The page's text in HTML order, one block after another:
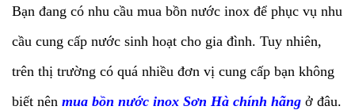
Bạn đang có nhu cầu mua bồn nước inox để phục vụ nhu
cầu cung cấp nước sinh hoạt cho gia đình. Tuy nhiên,
trên thị trường có quá nhiều đơn vị cung cấp bạn không
biết nên mua bồn nước inox Sơn Hà chính hãng ở đâu.